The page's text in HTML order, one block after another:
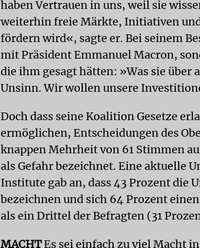
haben Vertrauen in uns, weil sie
weiterhin freie Märkte, Initiativen
fördern wird«, sagte er. Bei seinem
mit Präsident Emmanuel Macron,
die ihm gesagt hätten: »Was sie
Unsinn. Wir wollen unsere
Doch dass seine Koalition Gesetze
ermöglichen, Entscheidungen des
knappen Mehrheit von 61 Stimmen
als Gefahr bezeichnet. Eine aktuelle
Institute gab an, dass 43 Prozent die
bezeichnen und sich 64 Prozent
als ein Drittel der Befragten (31
MACHTEs sei einfach zu viel Macht